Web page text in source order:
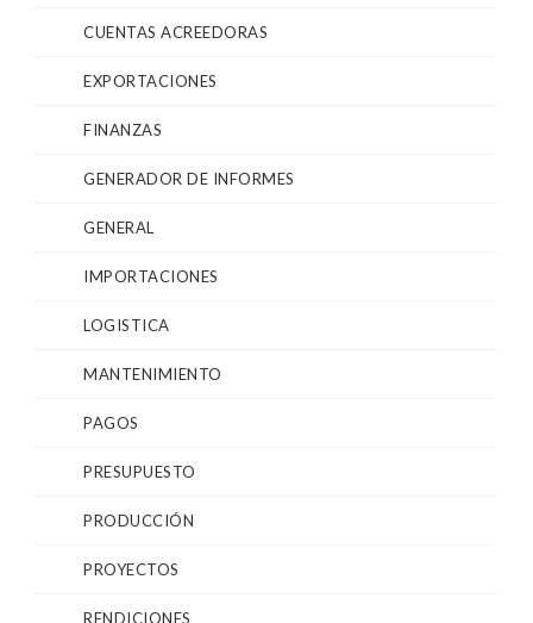
CUENTAS ACREEDORAS
EXPORTACIONES
FINANZAS
GENERADOR DE INFORMES
GENERAL
IMPORTACIONES
LOGISTICA
MANTENIMIENTO
PAGOS
PRESUPUESTO
PRODUCCIÓN
PROYECTOS
RENDICIONES